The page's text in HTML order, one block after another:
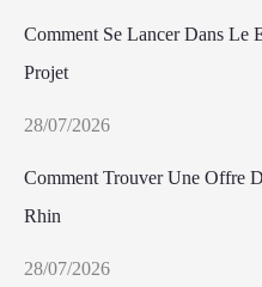
Comment Se Lancer Dans Le
Projet
28/07/2026
Comment Trouver Une Offre
Rhin
28/07/2026